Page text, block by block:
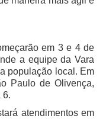
e de Estímulo à
Institucional Feminina
do Assédio
Socioambiental
em 3 e 4 de
a equipe da Vara
população local. Em
Paulo de Olivença,
6.
atendimentos em